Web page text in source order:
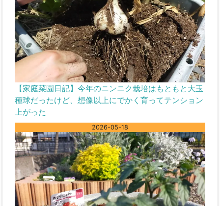
【家庭菜園日記】今年のニンニク栽培はもともと大玉
種球だったけど、想像以上にでかく育ってテンション
上がった
2026-05-18